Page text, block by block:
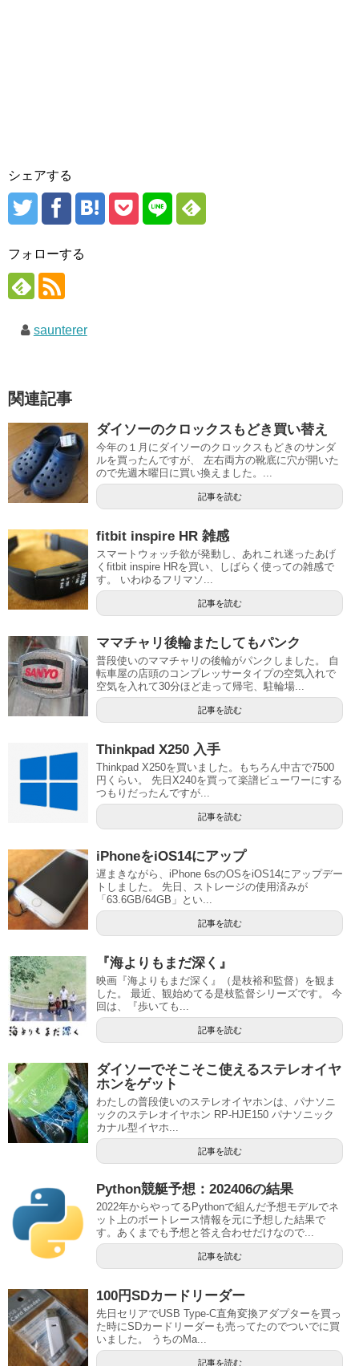
シェアする
フォローする
saunterer
関連記事
ダイソーのクロックスもどき買い替え
今年の１月にダイソーのクロックスもどきのサンダ
ルを買ったんですが、 左右両方の靴底に穴が開いた
ので先週木曜日に買い換えました。...
記事を読む
fitbit inspire HR 雑感
スマートウォッチ欲が発動し、あれこれ迷ったあげ
くfitbit inspire HRを買い、しばらく使っての雑感で
す。 いわゆるフリマソ...
記事を読む
ママチャリ後輪またしてもパンク
普段使いのママチャリの後輪がパンクしました。 自
転車屋の店頭のコンプレッサータイプの空気入れで
空気を入れて30分ほど走って帰宅、駐輪場...
記事を読む
Thinkpad X250 入手
Thinkpad X250を買いました。もちろん中古で7500
円くらい。 先日X240を買って楽譜ビューワーにする
つもりだったんですが...
記事を読む
iPhoneをiOS14にアップ
遅まきながら、iPhone 6sのOSをiOS14にアップデー
トしました。 先日、ストレージの使用済みが
「63.6GB/64GB」とい...
記事を読む
『海よりもまだ深く』
映画『海よりもまだ深く』（是枝裕和監督）を観ま
した。 最近、観始めてる是枝監督シリーズです。 今
回は、『歩いても...
記事を読む
ダイソーでそこそこ使えるステレオイヤ
ホンをゲット
わたしの普段使いのステレオイヤホンは、パナソニ
ックのステレオイヤホン RP-HJE150 パナソニック
カナル型イヤホ...
記事を読む
Python競艇予想：202406の結果
2022年からやってるPythonで組んだ予想モデルでネ
ット上のボートレース情報を元に予想した結果で
す。あくまでも予想と答え合わせだけなので...
記事を読む
100円SDカードリーダー
先日セリアでUSB Type-C直角変換アダプターを買っ
た時にSDカードリーダーも売ってたのでついでに買
いました。 うちのMa...
記事を読む